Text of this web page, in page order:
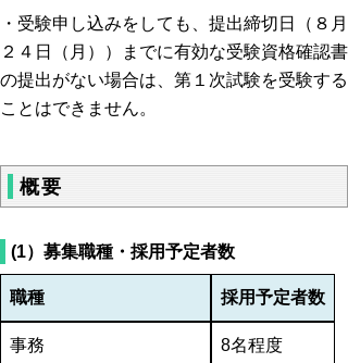
・受験申し込みをしても、提出締切日（８月
２４日（月））までに有効な受験資格確認書
の提出がない場合は、第１次試験を受験する
ことはできません。
概要
(1）募集職種・採用予定者数
職種 採用予定者数
事務 8名程度